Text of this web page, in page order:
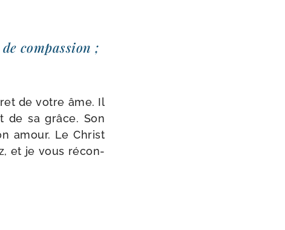
com­pas­sion ;
de votre âme. Il
de sa grâce. Son
amour. Le Christ
et je vous récon­